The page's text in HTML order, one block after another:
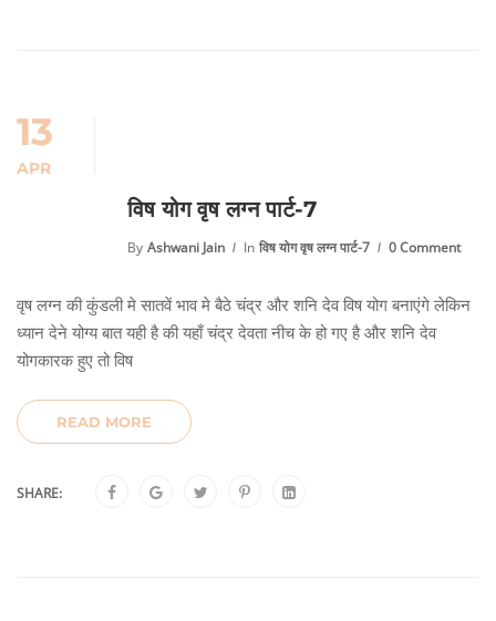
13
APR
विष योग वृष लग्न पार्ट-7
By Ashwani Jain In विष योग वृष लग्न पार्ट-7 0 Comment
वृष लग्न की कुंडली मे सातवें भाव मे बैठे चंद्र और शनि देव विष योग बनाएंगे लेकिन
ध्यान देने योग्य बात यही है की यहाँ चंद्र देवता नीच के हो गए है और शनि देव
योगकारक हुए तो विष
READ MORE
SHARE: